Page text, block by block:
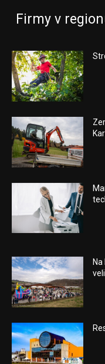
Firmy v